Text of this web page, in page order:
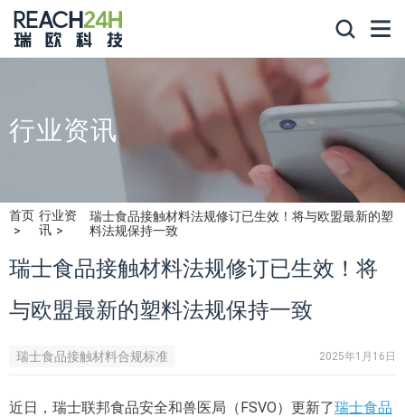
行业资讯
首页 行业资
讯
瑞士食品接触材料法规修订已生效！将与欧盟最新的塑
料法规保持一致
瑞士食品接触材料法规修订已生效！将
与欧盟最新的塑料法规保持一致
瑞士食品接触材料合规标准 2025年1月16日
近日，瑞士联邦食品安全和兽医局（FSVO）更新了瑞士食品